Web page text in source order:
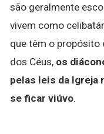
são geralmente
vivem como
que têm o propósito
dos Céus, os
pelas leis da Igreja
se ficar viúvo.